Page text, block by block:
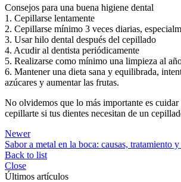
Consejos para una buena higiene dental
1. Cepillarse lentamente
2. Cepillarse mínimo 3 veces diarias,
3. Usar hilo dental después del cepillado
4. Acudir al dentista periódicamente
5. Realizarse como mínimo una limpieza al
6. Mantener una dieta sana y equilibrada,
azúcares y aumentar las frutas.
No olvidemos que lo más importante es cuidar
cepillarte si tus dientes necesitan de un
Newer
Sabor a metal en la boca: causas, tratamiento
Back to list
Close
Últimos artículos